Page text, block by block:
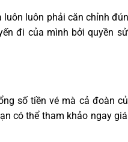
luôn luôn phải căn chỉnh
đi của mình bởi quyền
số tiền vé mà cả đoàn
có thể tham khảo ngay